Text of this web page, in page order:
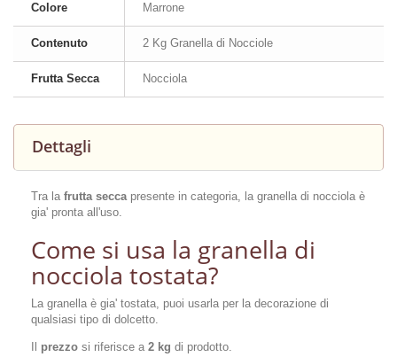
Colore Marrone
Contenuto 2 Kg Granella di Nocciole
Frutta Secca Nocciola
Dettagli
Tra la frutta seccapresente in categoria, la granella di nocciola è
gia' pronta all'uso.
Come si usa la granella di
nocciola tostata?
La granella è gia' tostata, puoi usarla per la decorazione di
qualsiasi tipo di dolcetto.
prezzo si riferisce a 2 kg di prodotto.